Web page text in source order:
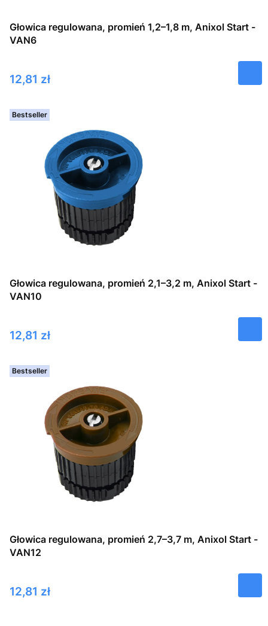
Głowica regulowana, promień 1,2–1,8 m, Anixol Start -
VAN6
Cena
12,81 zł
Bestseller
Głowica regulowana, promień 2,1–3,2 m, Anixol Start -
VAN10
Cena
12,81 zł
Bestseller
Głowica regulowana, promień 2,7–3,7 m, Anixol Start -
VAN12
Cena
12,81 zł